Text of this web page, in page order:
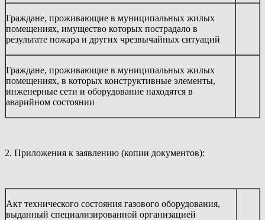
Граждане, проживающие в муниципальных жилых
помещениях, имущество которых пострадало в
результате пожара и других чрезвычайных ситуаций
Граждане, проживающие в муниципальных жилых
помещениях, в которых конструктивные элементы,
инженерные сети и оборудование находятся в
аварийном состоянии
2. Приложения к заявлению (копии документов):
Акт технического состояния газового оборудования,
выданный специализированной организацией